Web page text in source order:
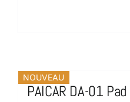
NOUVEAU
PAICAR DA-01 Pad